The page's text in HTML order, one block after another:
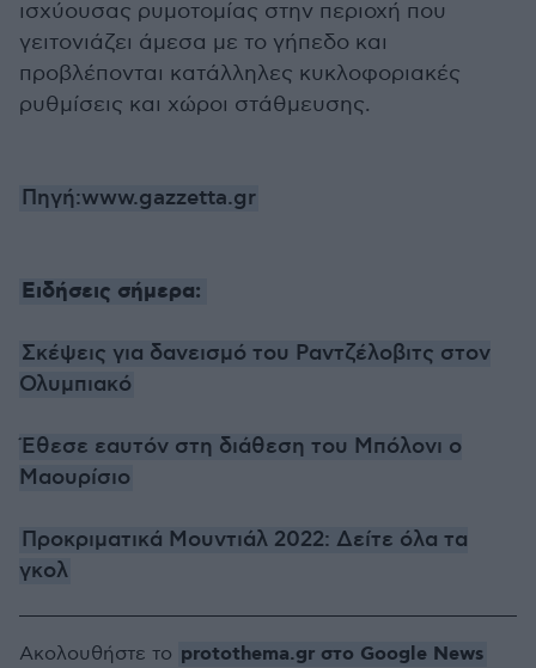
ισχύουσας ρυμοτομίας στην περιοχή που
γειτονιάζει άμεσα με το γήπεδο και
προβλέπονται κατάλληλες κυκλοφοριακές
ρυθμίσεις και χώροι στάθμευσης.
Πηγή:www.gazzetta.gr
Ειδήσεις σήμερα:
Σκέψεις για δανεισμό του Ραντζέλοβιτς στον
Ολυμπιακό
Έθεσε εαυτόν στη διάθεση του Μπόλονι ο
Μαουρίσιο
Προκριματικά Μουντιάλ 2022: Δείτε όλα τα
γκολ
Ακολουθήστε το protothema.gr στο Google News